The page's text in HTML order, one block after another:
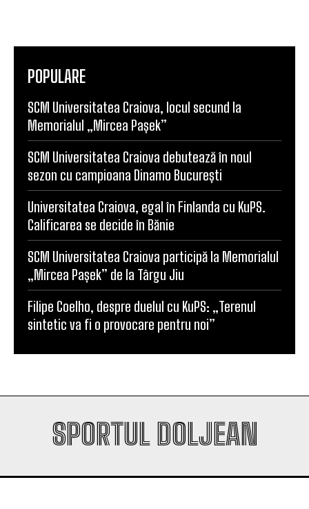
POPULARE
SCM Universitatea Craiova, locul secund la
Memorialul „Mircea Pașek”
SCM Universitatea Craiova debutează în noul
sezon cu campioana Dinamo București
Universitatea Craiova, egal în Finlanda cu KuPS.
Calificarea se decide în Bănie
SCM Universitatea Craiova participă la Memorialul
„Mircea Pașek” de la Târgu Jiu
Filipe Coelho, despre duelul cu KuPS: „Terenul
sintetic va fi o provocare pentru noi”
SPORTUL DOLJEAN